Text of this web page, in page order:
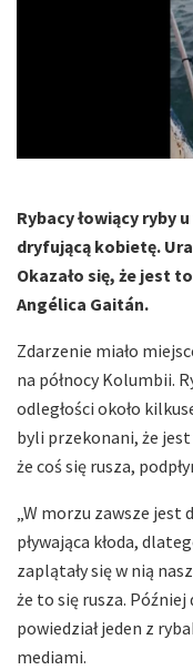
Rybacy łowiący ryby
dryfującą kobietę.
Okazało się, że jest
Angélica Gaitán.
Zdarzenie miało
na północy Kolumbii.
odległości około
byli przekonani, że
że coś się rusza,
„W morzu zawsze jest
pływająca kłoda,
zaplątały się w nią
że to się rusza.
powiedział jeden z
mediami.